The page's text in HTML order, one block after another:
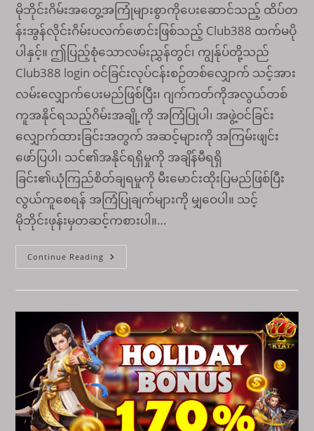
မိုဘိုင်းဂိမ်းအတွေ့အကြုံများစွာကိုပေးဆောင်သည့် ထိပ်တ
န်းအွန်လိုင်းဂိမ်းပလက်ဖောင်းဖြစ်သည့် Club388 ထက်မပို
ပါနှင့်။ ဤပြည့်စုံသောလမ်းညွှန်တွင်၊ ကျွန်ုပ်တို့သည်
Club388 login ဝင်ခြင်းလုပ်ငန်းစဉ်တစ်လျှောက် သင့်အား
လမ်းလျှောက်ပေးမည်ဖြစ်ပြီး၊ ဂျက်ကတ်ကိုအလွယ်တစ်
ကူအနိုင်ရသည့်ဂိမ်းအချို့ကို အကြံပြုပါ၊ အဖွဲ့ဝင်ခြင်း
လျှောက်ထားခြင်းအတွက် အဆင့်များကို အကြမ်းဖျင်း
ဖော်ပြပါ၊ သင်၏အနိုင်ရရှိမှုကို အချိန်မီရရှိ
ခြင်း၏ယုံကြည်စိတ်ချရမှုကို မီးမောင်းထိုးပြမည်ဖြစ်ပြီး
လွယ်ကူစေရန် အကြံပြုချက်များကို မျှဝေပါ။ သင့်
မိုဘိုင်းဖုန်းမှတဆင့်ကစားပါ။…
Continue Reading Club388
အ
ဂိ
မ်း
များ
နှင့်
ကြီးမားသော
အနိုင်ရ
ခြင်း
အတွက်
ပြီးပြည့်စုံ
သော
လမ်းညွှန်
ချက်။